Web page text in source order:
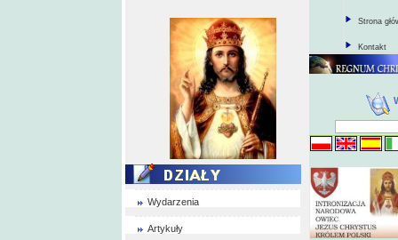
Wydarzenia
Artykuły
Strona
Kontakt